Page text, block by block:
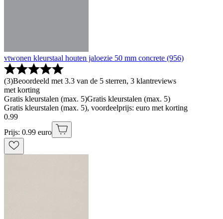
vtwonen kleurstaal houten jaloezie 50 mm concrete (956)
(3)Beoordeeld met 3.3 van de 5 sterren, 3 klantreviews
met korting
Gratis kleurstalen (max. 5)Gratis kleurstalen (max. 5)
Gratis kleurstalen (max. 5), voordeelprijs: euro met korting
0.99
Prijs: 0.99 euro